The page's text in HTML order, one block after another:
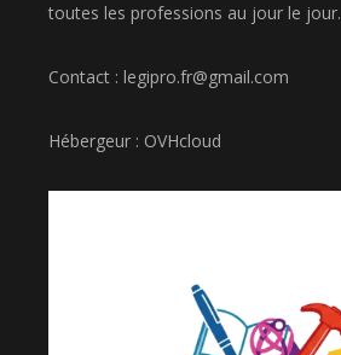
toutes les professions au jour le jour.
Contact : legipro.fr@gmail.com
Hébergeur : OVHcloud